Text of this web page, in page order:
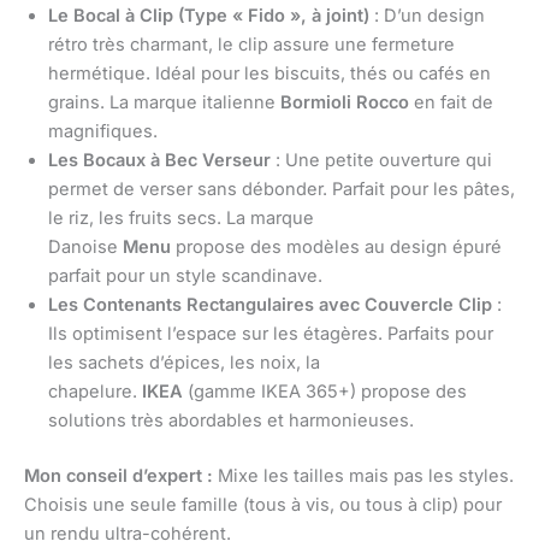
Le Bocal à Clip (Type « Fido », à joint) : D’un design
rétro très charmant, le clip assure une fermeture
hermétique. Idéal pour les biscuits, thés ou cafés en
grains. La marque italienne Bormioli Rocco en fait de
magnifiques.
Les Bocaux à Bec Verseur : Une petite ouverture qui
permet de verser sans débonder. Parfait pour les pâtes,
le riz, les fruits secs. La marque
Danoise Menu propose des modèles au design épuré
parfait pour un style scandinave.
Les Contenants Rectangulaires avec Couvercle Clip :
Ils optimisent l’espace sur les étagères. Parfaits pour
les sachets d’épices, les noix, la
chapelure. IKEA (gamme IKEA 365+) propose des
solutions très abordables et harmonieuses.
Mon conseil d’expert : Mixe les tailles mais pas les styles.
Choisis une seule famille (tous à vis, ou tous à clip) pour
un rendu ultra-cohérent.